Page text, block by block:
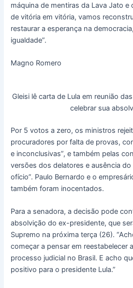
máquina de mentiras da Lava Jato e
de vitória em vitória, vamos
restaurar a esperança na
igualdade”.
Magno Romero
Gleisi lê carta de Lula em reunião
celebrar sua
Por 5 votos a zero, os ministros
procuradores por falta de provas,
e inconclusivas”, e também pelas
versões dos delatores e ausência
ofício”. Paulo Bernardo e o
também foram inocentados.
Para a senadora, a decisão pode
absolvição do ex-presidente, que
Supremo na próxima terça (26).
começar a pensar em reestabelecer
processo judicial no Brasil. E acho
positivo para o presidente Lula.”